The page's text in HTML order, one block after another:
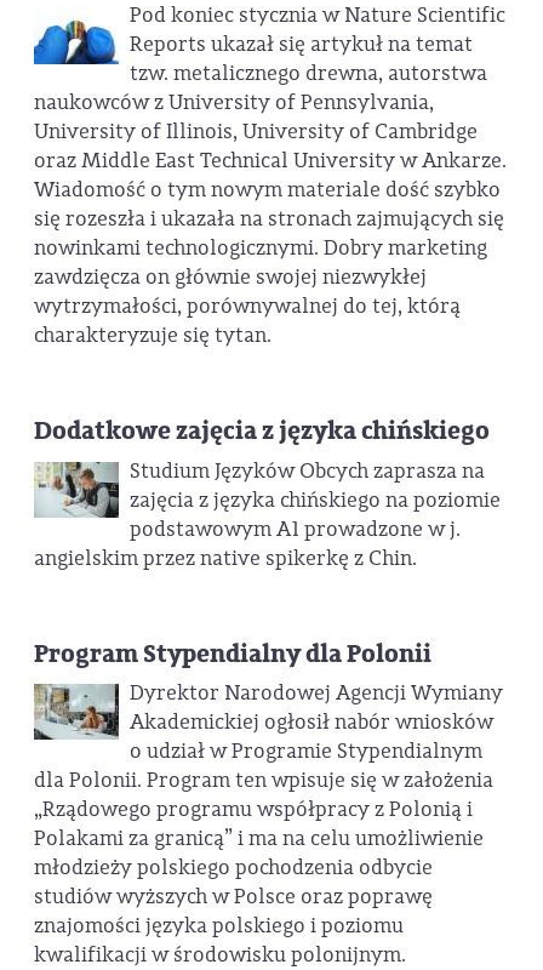
Pod koniec stycznia w Nature Scientific
Reports ukazał się artykuł na temat
tzw. metalicznego drewna, autorstwa
naukowców z University of Pennsylvania,
University of Illinois, University of Cambridge
oraz Middle East Technical University w Ankarze.
Wiadomość o tym nowym materiale dość szybko
się rozeszła i ukazała na stronach zajmujących się
nowinkami technologicznymi. Dobry marketing
zawdzięcza on głównie swojej niezwykłej
wytrzymałości, porównywalnej do tej, którą
charakteryzuje się tytan.
Dodatkowe zajęcia z języka chińskiego
Studium Języków Obcych zaprasza na
zajęcia z języka chińskiego na poziomie
podstawowym A1 prowadzone w j.
angielskim przez native spikerkę z Chin.
Program Stypendialny dla Polonii
Dyrektor Narodowej Agencji Wymiany
Akademickiej ogłosił nabór wniosków
o udział w Programie Stypendialnym
dla Polonii. Program ten wpisuje się w założenia
„Rządowego programu współpracy z Polonią i
Polakami za granicą” i ma na celu umożliwienie
młodzieży polskiego pochodzenia odbycie
studiów wyższych w Polsce oraz poprawę
znajomości języka polskiego i poziomu
kwalifikacji w środowisku polonijnym.